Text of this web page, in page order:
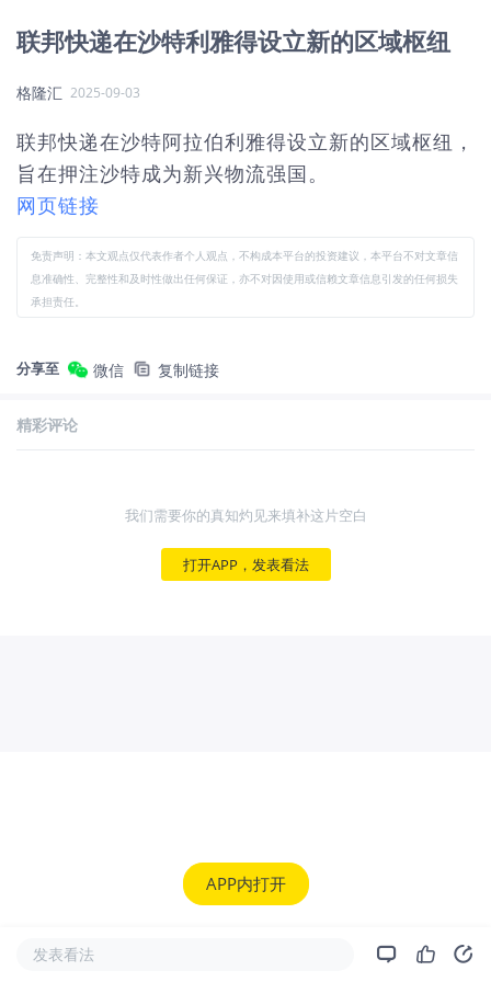
联邦快递在沙特利雅得设立新的区域枢纽
格隆汇 2025-09-03
联邦快递在沙特阿拉伯利雅得设立新的区域枢纽，
旨在押注沙特成为新兴物流强国。
网页链接
免责声明：本文观点仅代表作者个人观点，不构成本平台的投资建议，本平台不对文章信
息准确性、完整性和及时性做出任何保证，亦不对因使用或信赖文章信息引发的任何损失
承担责任。
分享至 微信 复制链接
精彩评论
我们需要你的真知灼见来填补这片空白
打开APP，发表看法
APP内打开
发表看法